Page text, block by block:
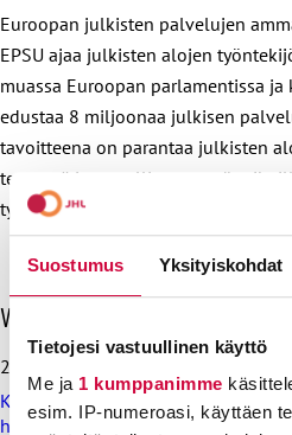
Suostumus Yksityiskohdat
Tietojesi vastuullinen käyttö
Me ja 1 kumppanimme
esim. IP-numeroasi, käyttäen
Euroopan julkisten palvelujen
EPSU ajaa julkisten alojen
muassa Euroopan parlamentissa ja
edustaa 8 miljoonaa julkisen
tavoitteena on parantaa julkisten
terveyttä ja turvallisuutta
työntekijöiden oikeuksia.
O
h
i
t
a
v
Viimeisimmät uutiset
28.7.2026
Koulutus ja kasvatus pitää järjestää
hyvinvoinnin ehdoilla –